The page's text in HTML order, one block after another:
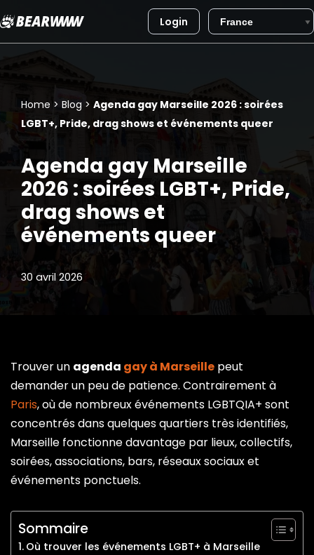
Aller
au
Login
Home > Blog > Agenda gay Marseille 2026 : soirées
LGBT+, Pride, drag shows et événements queer
Agenda gay Marseille
2026 : soirées LGBT+, Pride,
drag shows et
événements queer
30 avril 2026
Trouver un agenda gay à Marseille peut
demander un peu de patience. Contrairement à
Paris, où de nombreux événements LGBTQIA+ sont
concentrés dans quelques quartiers très identifiés,
Marseille fonctionne davantage par lieux, collectifs,
soirées, associations, bars, réseaux sociaux et
événements ponctuels.
Sommaire
Où trouver les événements LGBT+ à Marseille